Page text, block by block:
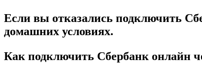
Если вы отказались подключить
домашних условиях.
Как подключить Сбербанк онлайн